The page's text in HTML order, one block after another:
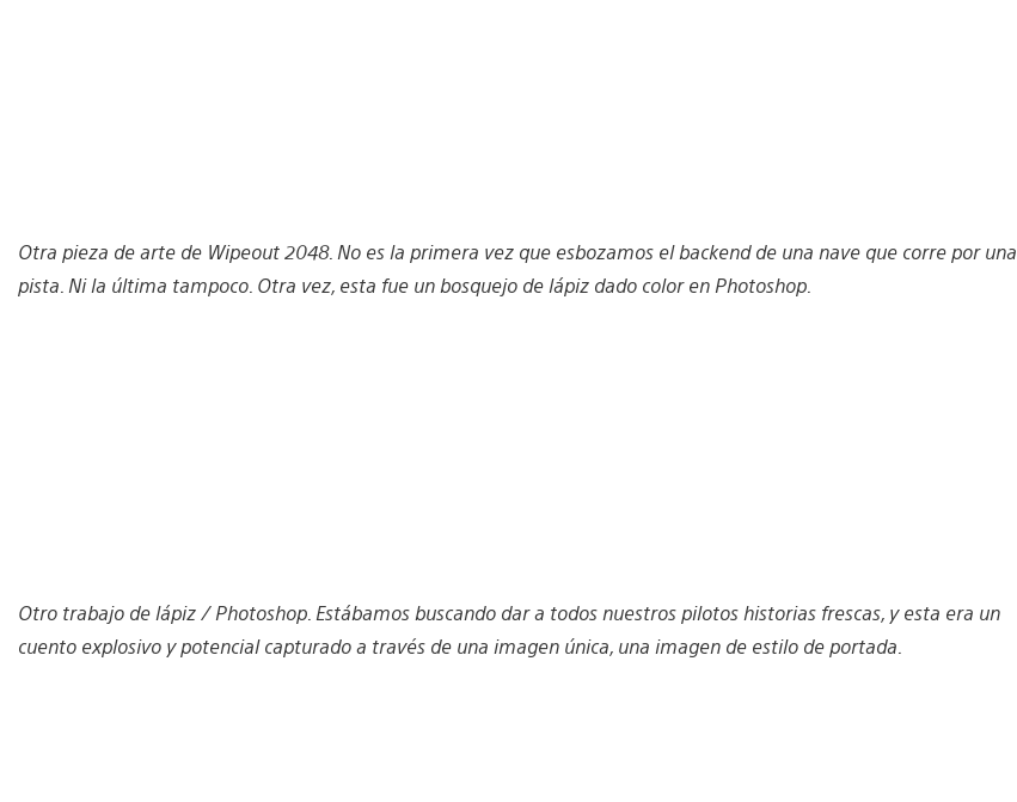
Otra pieza de arte de Wipeout 2048. No es la primera vez que esbozamos el backend de una nave que corre por una
pista. Ni la última tampoco. Otra vez, esta fue un bosquejo de lápiz dado color en Photoshop.
Otro trabajo de lápiz / Photoshop. Estábamos buscando dar a todos nuestros pilotos historias frescas, y esta era un
cuento explosivo y potencial capturado a través de una imagen única, una imagen de estilo de portada.